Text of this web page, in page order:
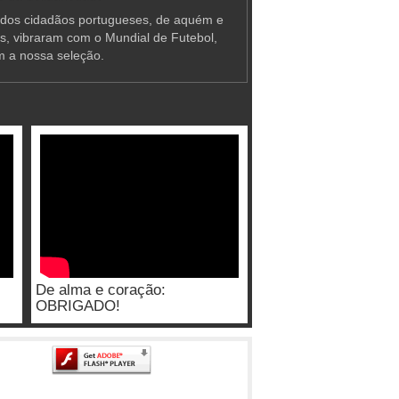
cidadãos portugueses, de aquém e
vibraram com o Mundial de Futebol,
a nossa seleção.
De alma e coração:
OBRIGADO!